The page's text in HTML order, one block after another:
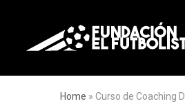
Home » Curso de Coaching